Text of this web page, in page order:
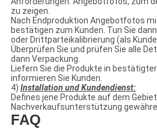
zu zeigen.
Nach Endproduktion Angebotfotos
bestätigen zum Kunden. Tun Sie
oder Drittparteikalibrierung (als
Überprüfen Sie und prüfen Sie alle
dann Verpackung.
Liefern Sie die Produkte in
informieren Sie Kunden.
4) Installation und Kundendienst:
Defines jene Produkte auf dem
Nachverkaufsunterstützung
FAQ